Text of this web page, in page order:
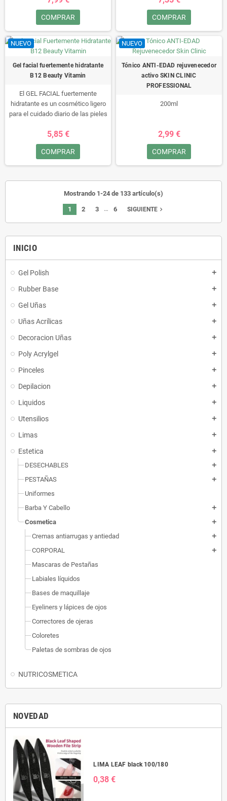
INICIO
Gel Polish add
Rubber Base add
Gel Uñas add
Uñas Acrílicas add
Decoracion Uñas add
Poly Acrylgel add
Pinceles add
Depilacion add
Liquidos add
Utensilios add
Limas add
Estetica add
DESECHABLES add
PESTAÑAS add
Uniformes
Barba Y Cabello
add
Cosmetica add
Cremas antiarrugas y antiedad add
CORPORAL add
Mascaras de Pestañas
Labiales líquidos
Bases de maquillaje
Eyeliners y lápices de ojos
Correctores de ojeras
Coloretes
Paletas de sombras de ojos
NUTRICOSMETICA
NOVEDAD
LIMA LEAF black 100/180
0,38 €
COMPRAR COMPRAR
NUEVO
Gel facial fuertemente hidratante
B12 Beauty Vitamin
El GEL FACIAL fuertemente
hidratante es un cosmético ligero
para el cuidado diario de las pieles
especialmente un aumento del
nivel de hidratación. Puedes usarlo
tanto de día como de
noche. También es una base ideal
5,85 €
COMPRAR
NUEVO
Tónico ANTI-EDAD rejuvenecedor
activo SKIN CLINIC
PROFESSIONAL
200ml
2,99 €
COMPRAR
Mostrando 1-24 de 133 artículo(s)
1 2 3 … 6 SIGUIENTEnavigate_next